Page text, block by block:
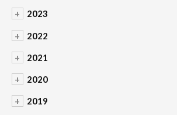
+ 2023
+ 2022
+ 2021
+ 2020
+ 2019